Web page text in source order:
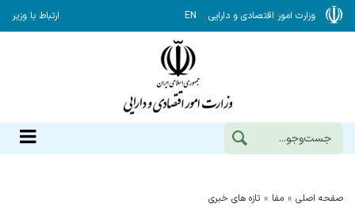
وزارت امور اقتصادی و دارایی EN ارتباط با وزیر
صفحه اصلی مفا تازه های خبری